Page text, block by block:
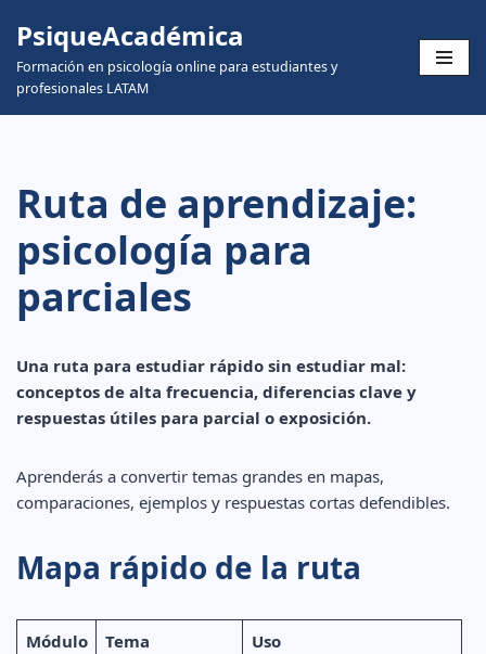
Skip
to
content
PsiqueAcadémica
Formación en psicología online para estudiantes y
profesionales LATAM
Ruta de aprendizaje:
psicología para
parciales
Una ruta para estudiar rápido sin estudiar mal:
conceptos de alta frecuencia, diferencias clave y
respuestas útiles para parcial o exposición.
Aprenderás a convertir temas grandes en mapas,
comparaciones, ejemplos y respuestas cortas defendibles.
Mapa rápido de la ruta
Módulo Tema Uso